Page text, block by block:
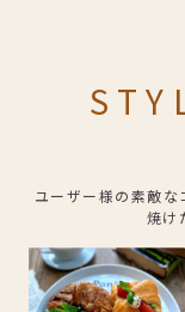
ユーザー様の素敵な
焼け